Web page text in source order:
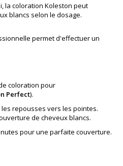
la coloration Koleston peut
blancs selon le dosage.
permet d'effectuer un
coloration pour
Perfect).
repousses vers les pointes.
de cheveux blancs.
pour une parfaite couverture.